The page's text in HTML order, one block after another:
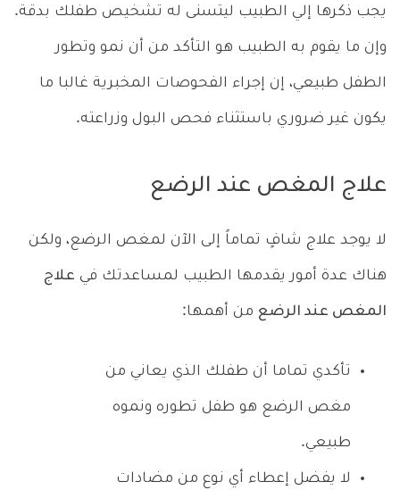
يجب ذكرها إلي الطبيب ليتسنى له تشخيص طفلك بدقة.
وإن ما يقوم به الطبيب هو التأكد من أن نمو وتطور
الطفل طبيعي، إن إجراء الفحوصات المخبرية غالبا ما
يكون غير ضروري باستثناء فحص البول وزراعته.
علاج المغص عند الرضع
لا يوجد علاج شافٍ تماماً إلى الآن لمغص الرضع، ولكن
هناك عدة أمور يقدمها الطبيب لمساعدتك في علاج
المغص عند الرضع من أهمها:
تأكدي تماما أن طفلك الذي يعاني من
مغص الرضع هو طفل تطوره ونموه
طبيعي.
لا يفضل إعطاء أي نوع من مضادات